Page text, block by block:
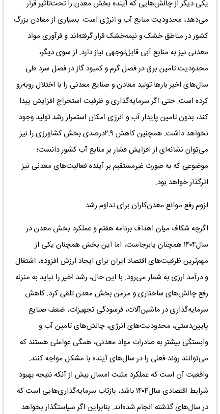
یکی دیگر از چالش‌هایی که آینده بخش معدن را تحت‌تاثیر قرار
می‌دهد، محدودیت منابع آب و انرژی است. بسیاری از معادن بزرگ
کشور در مناطق خشک و نیمه‌خشک قرار گرفته‌اند و فرآوری مواد
معدنی نیز به منابع آبی قابل‌توجهی نیاز دارد. از سوی دیگر،
محدودیت تامین برق در فصل گرم و کمبود گاز در فصل سرد طی
سال‌های اخیر بارها تولید معادن و صنایع معدنی را با اختلال روبه‌رو
کرده است. حتی اگر سرمایه‌گذاری و ظرفیت استخراج افزایش پیدا
کند، بدون تامین پایدار آب و انرژی امکان استمرار رشد تولید وجود
نخواهد داشت. همچنین کاهش ۲.۹درصدی بخش کشاورزی را نیز
می‌توان نشانه‌ای از افزایش فشار بر منابع آب کشور دانست؛
موضوعی که به صورت غیرمستقیم بر آینده فعالیت‌های معدنی نیز
اثرگذار خواهد بود.
لزوم رفع موانع معدن‌کاران برای تداوم رشد
اگرچه شکاف میان اهداف برنامه هفتم و عملکرد بخش معدن در
سال۱۴۰۴ همچنان پابرجاست، اما این بخش همچنان یکی از
مهم‌ترین ظرفیت‌های اقتصاد ایران برای ایجاد ارزش افزوده، اشتغال
و درآمد ارزی به شمار می‌رود. با این حال، رشد اخیر را نباید به منزله
رفع چالش‌های ساختاری و مزمن بخش معدن تلقی کرد. کاهش
سرمایه‌گذاری در ماشین‌آلات، فرسودگی تجهیزات، ضعف صنایع
پایین‌دستی، محدودیت‌های انرژی، چالش‌های تامین آب و
وابستگی بیشتر به صادرات مواد معدنی، همگی عواملی هستند که
می‌توانند روند فعلی را در سال‌های آینده با مشکل مواجه کنند.
واقعیت آن است که عملکرد مثبت امسال بیش از آنکه نتیجه بهبود
شرایط اقتصادی سال۱۴۰۴ باشد، بازتاب سرمایه‌گذاری‌هایی است که
در سال‌های گذشته انجام شده‌اند. بنابراین اگر سیاستگذار بخواهد